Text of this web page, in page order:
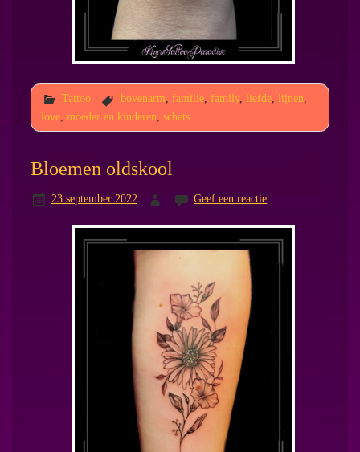
Tattoo bovenarm, familie, family, liefde, lijnen,
love, moeder en kinderen schets
Bloemen oldskool
23 september 2022 Geef een reactie